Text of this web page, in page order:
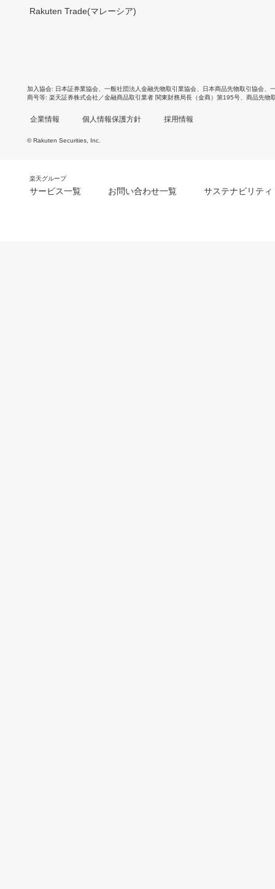
Rakuten Trade(マレーシア)
加入協会 日本証券業協会 一般社団法人金融先物取引業協会 日本商品先物取引協会
商号等 楽天証券株式会社／金融商品取引業者 関東財務局長（金商）第195号、商品先物
企業情報 個人情報保護方針 採用情報
© Rakuten Securities, Inc.
楽天グループ
サービス一覧 お問い合わせ一覧 サステナビリティ